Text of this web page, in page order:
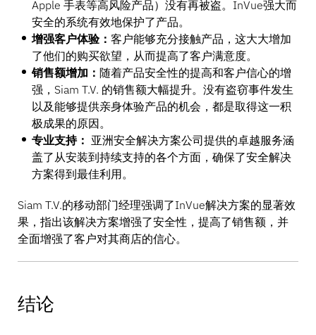
Apple 手表等高风险产品）没有再被盗。InVue强大而
安全的系统有效地保护了产品。
增强客户体验： 客户能够充分接触产品，这大大增加
了他们的购买欲望，从而提高了客户满意度。
销售额增加： 随着产品安全性的提高和客户信心的增
强，Siam T.V. 的销售额大幅提升。没有盗窃事件发生
以及能够提供亲身体验产品的机会，都是取得这一积
极成果的原因。
专业支持： 亚洲安全解决方案公司提供的卓越服务涵
盖了从安装到持续支持的各个方面，确保了安全解决
方案得到最佳利用。
Siam T.V.的移动部门经理强调了InVue解决方案的显著效
果，指出该解决方案增强了安全性，提高了销售额，并
全面增强了客户对其商店的信心。
结论